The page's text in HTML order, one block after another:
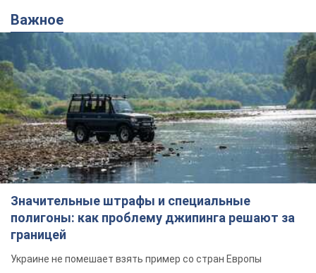
Важное
Значительные штрафы и специальные
полигоны: как проблему джипинга решают за
границей
Украине не помешает взять пример со стран Европы